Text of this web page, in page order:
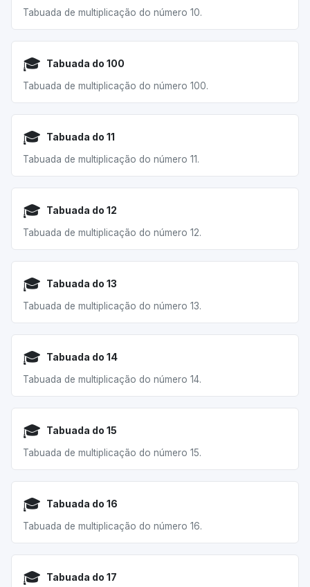
Tabuada de multiplicação do número 10.
🎓 Tabuada do 100
Tabuada de multiplicação do número 100.
🎓 Tabuada do 11
Tabuada de multiplicação do número 11.
🎓 Tabuada do 12
Tabuada de multiplicação do número 12.
🎓 Tabuada do 13
Tabuada de multiplicação do número 13.
🎓 Tabuada do 14
Tabuada de multiplicação do número 14.
🎓 Tabuada do 15
Tabuada de multiplicação do número 15.
🎓 Tabuada do 16
Tabuada de multiplicação do número 16.
🎓 Tabuada do 17